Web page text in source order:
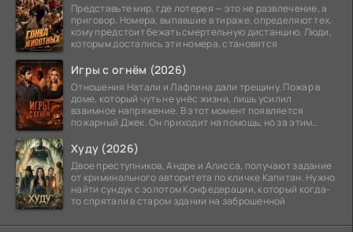
Представьте мир, где лотерея — это не развлечение, а
приговор. Номера, выпавшие в тираже, определяют тех,
кому предстоит бежать смертельную дистанцию. Люди,
которым достались эти номера, становятся
Игры с огнём (2026)
Отношения Натали и Лафлина дали трещину. Пожар в
доме, который чуть не унёс жизни, лишь усилил
взаимное напряжение. В этот момент появляется
пожарный Джек. Он приходит на помощь, но за этим
Худу (2026)
Двое преступников, Андре и Алисса, получают задание
от криминального авторитета по кличке Капитан. Нужно
найти сундук с золотом Конфедерации, который когда-
то спрятали в старом здании на заброшенной